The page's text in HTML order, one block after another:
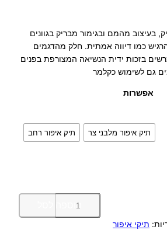
בעיצוב מהמם ובגימור מבריק בגוונים
כמו דיווה אמתית. חלק מהדגמים
בזכות ידית הנשיאה המצורפת בפנים
גם לשימוש כקלמר
אפשרות
תיק איפור מלבני צר תיק איפור רחב
כ
הוספה לסל
תיקי איפור